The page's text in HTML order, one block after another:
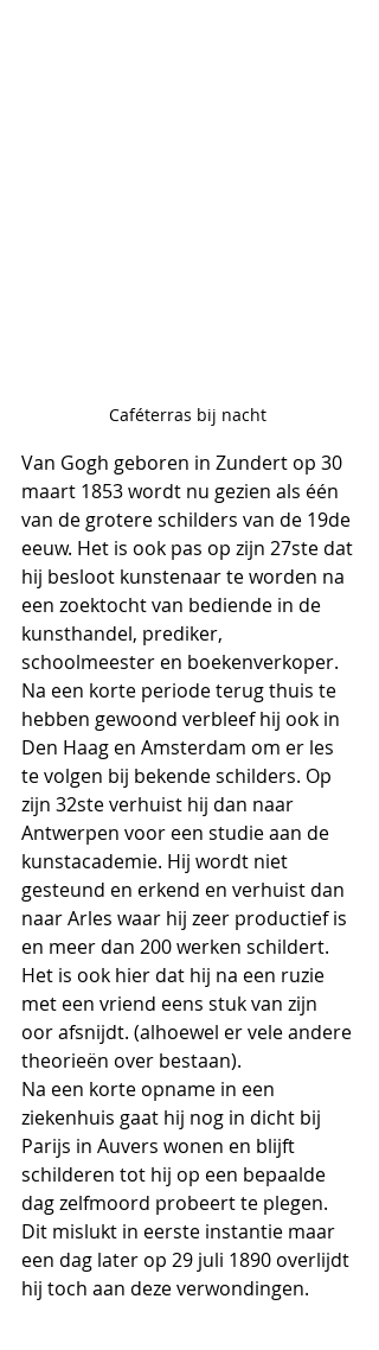
Caféterras bij nacht
Van Gogh geboren in Zundert op 30
maart 1853 wordt nu gezien als één
van de grotere schilders van de 19de
eeuw. Het is ook pas op zijn 27ste dat
hij besloot kunstenaar te worden na
een zoektocht van bediende in de
kunsthandel, prediker,
schoolmeester en boekenverkoper.
Na een korte periode terug thuis te
hebben gewoond verbleef hij ook in
Den Haag en Amsterdam om er les
te volgen bij bekende schilders. Op
zijn 32ste verhuist hij dan naar
Antwerpen voor een studie aan de
kunstacademie. Hij wordt niet
gesteund en erkend en verhuist dan
naar Arles waar hij zeer productief is
en meer dan 200 werken schildert.
Het is ook hier dat hij na een ruzie
met een vriend eens stuk van zijn
oor afsnijdt. (alhoewel er vele andere
theorieën over bestaan).
Na een korte opname in een
ziekenhuis gaat hij nog in dicht bij
Parijs in Auvers wonen en blijft
schilderen tot hij op een bepaalde
dag zelfmoord probeert te plegen.
Dit mislukt in eerste instantie maar
een dag later op 29 juli 1890 overlijdt
hij toch aan deze verwondingen.